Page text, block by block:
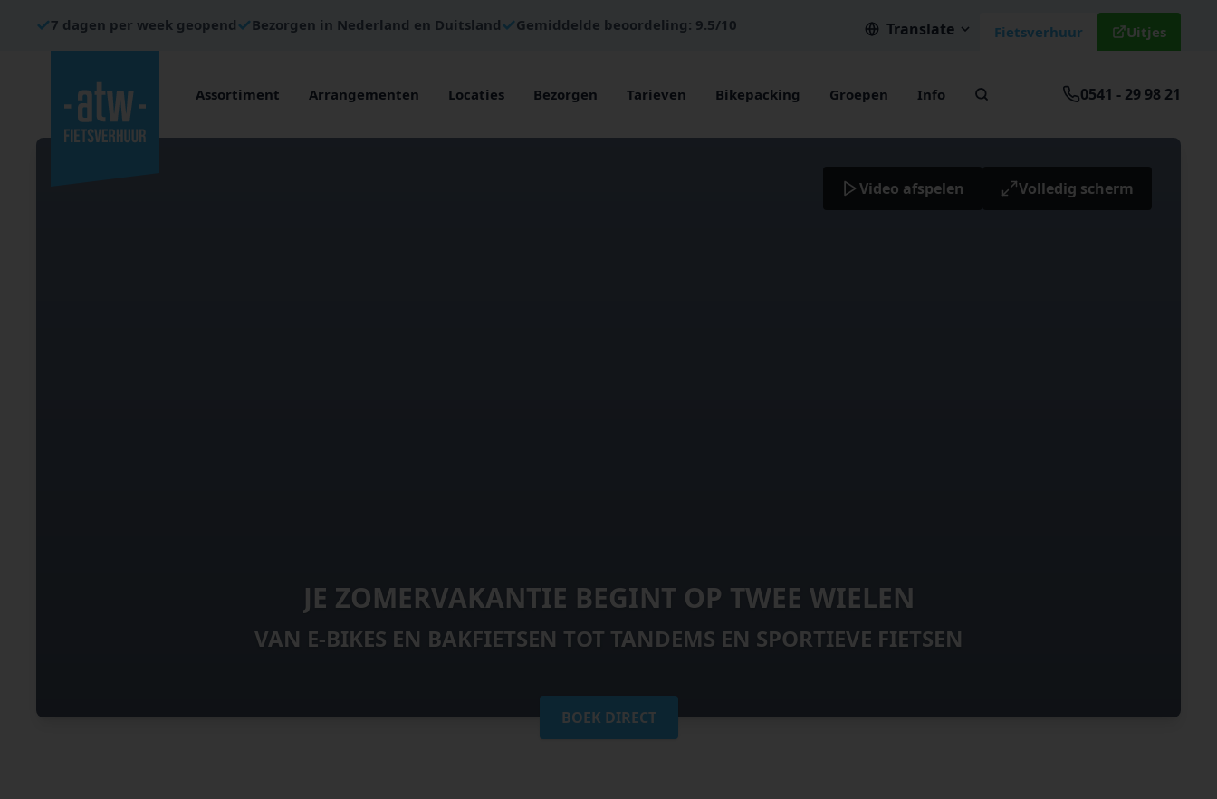
7 dagen per week geopend Bezorgen in Nederland en Duitsland Gemiddelde beoordeling: 9.5/10 Translate Fietsverhuur Uitjes
Assortiment Arrangementen Locaties Bezorgen Tarieven Bikepacking Groepen Info 0541 - 29 98 21
JE ZOMERVAKANTIE BEGINT OP TWEE WIELEN
VAN E-BIKES EN BAKFIETSEN TOT TANDEMS EN SPORTIEVE FIETSEN
BOEK DIRECT
Video afspelen Volledig scherm